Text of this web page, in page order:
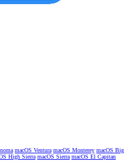
macOS Ventura macOS Monterey macOS Big
High Sierra macOS Sierra macOS El Capitan